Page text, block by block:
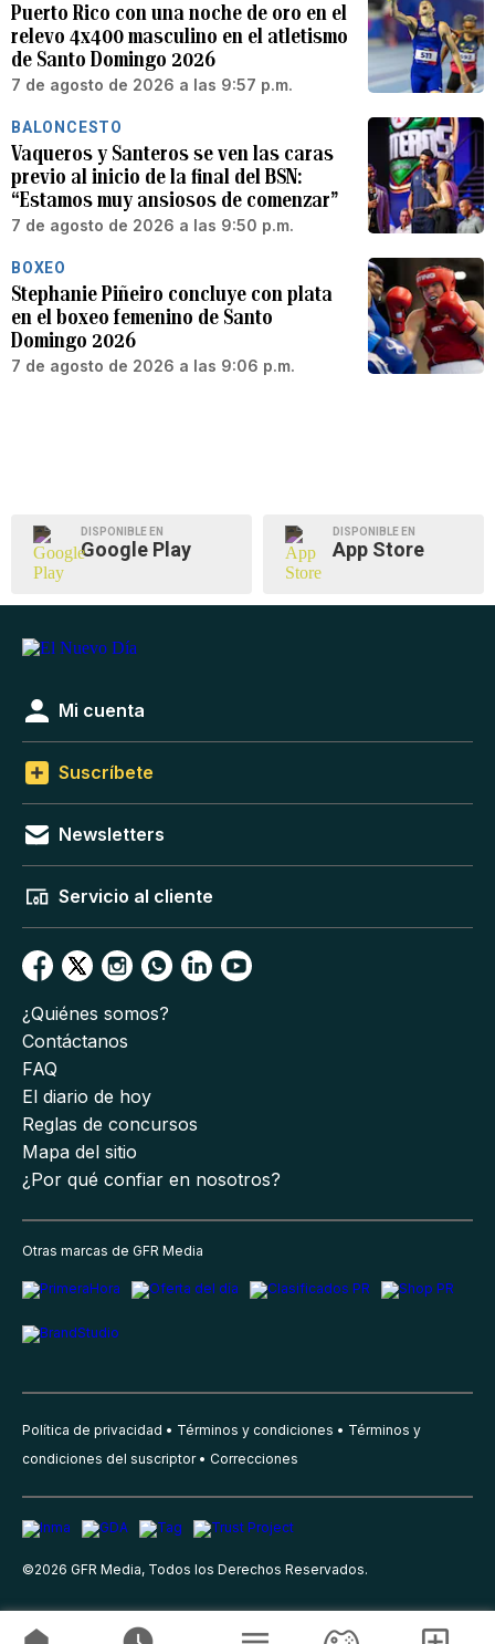
Puerto Rico con una noche de oro en el
relevo 4x400 masculino en el atletismo
de Santo Domingo 2026
7 de agosto de 2026 a las 9:57 p.m.
BALONCESTO
Vaqueros y Santeros se ven las caras
previo al inicio de la final del BSN:
“Estamos muy ansiosos de comenzar”
7 de agosto de 2026 a las 9:50 p.m.
BOXEO
Stephanie Piñeiro concluye con plata
en el boxeo femenino de Santo
Domingo 2026
7 de agosto de 2026 a las 9:06 p.m.
DISPONIBLE EN
Google Play
DISPONIBLE EN
App Store
Mi cuenta
Suscríbete
Newsletters
Servicio al cliente
¿Quiénes somos?
Contáctanos
FAQ
El diario de hoy
Reglas de concursos
Mapa del sitio
¿Por qué confiar en nosotros?
Otras marcas de GFR Media
Política de privacidad Términos y condiciones
Términos y
condiciones del suscriptor
Correcciones
©2026 GFR Media, Todos los Derechos Reservados.